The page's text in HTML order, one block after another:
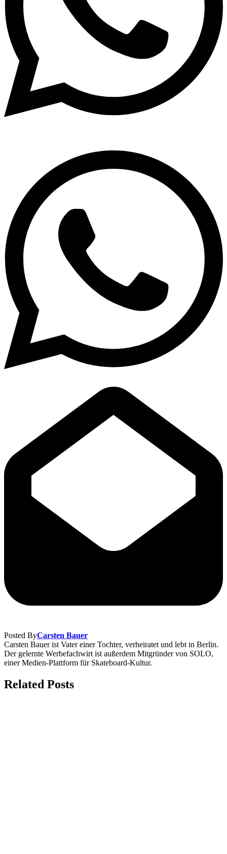
Posted ByCarsten Bauer
Carsten Bauer ist Vater einer Tochter, verheiratet und lebt in Berlin.
Der gelernte Werbefachwirt ist außerdem Mitgründer von SOLO,
einer Medien-Plattform für Skateboard-Kultur.
Related Posts